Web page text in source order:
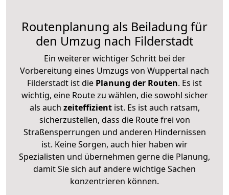
Routenplanung als Beiladung für
den Umzug nach Filderstadt
Ein weiterer wichtiger Schritt bei der
Vorbereitung eines Umzugs von Wuppertal nach
Filderstadt ist die Planung der Routen. Es ist
wichtig, eine Route zu wählen, die sowohl sicher
als auch zeiteffizientist. Es ist auch ratsam,
sicherzustellen, dass die Route frei von
Straßensperrungen und anderen Hindernissen
ist. Keine Sorgen, auch hier haben wir
Spezialisten und übernehmen gerne die Planung,
damit Sie sich auf andere wichtige Sachen
konzentrieren können.